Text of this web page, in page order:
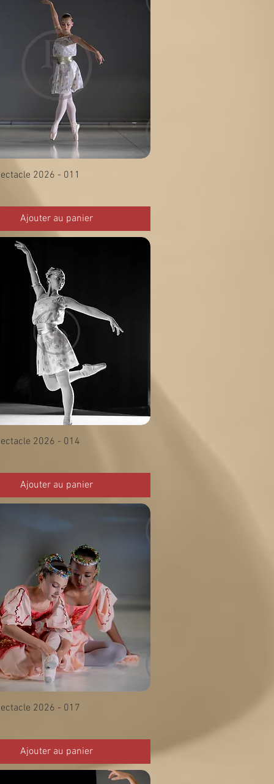
2026 - 011
Ajouter au panier
2026 - 014
Ajouter au panier
2026 - 017
Ajouter au panier